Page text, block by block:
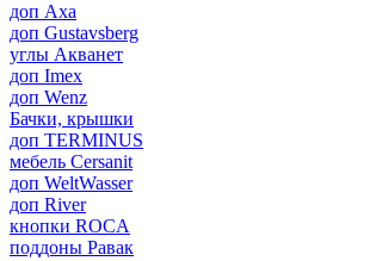
доп Axa
доп Gustavsberg
углы Акванет
доп Imex
доп Wenz
Бачки, крышки
доп TERMINUS
мебель Cersanit
доп WeltWasser
доп River
кнопки ROCA
поддоны Равак